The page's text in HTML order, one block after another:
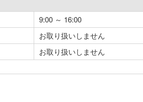
9:00 ～ 16:00
お取り扱いしません
お取り扱いしません